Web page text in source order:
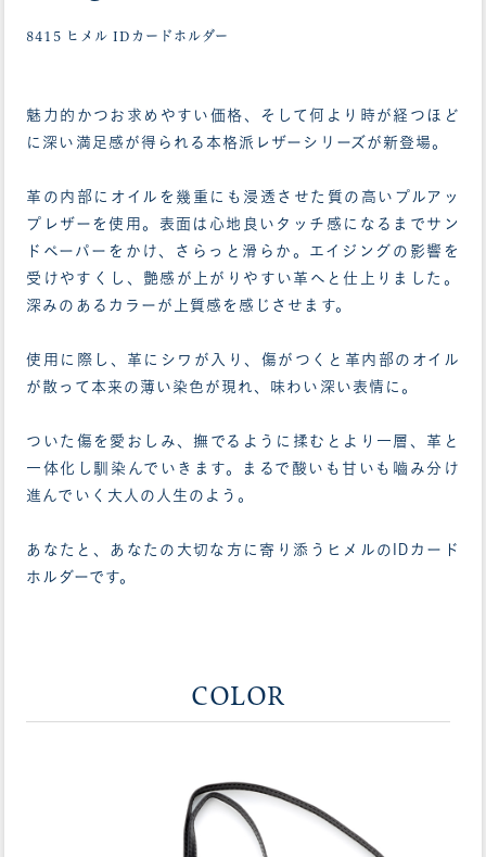
8415 ヒメル IDカードホルダー
魅力的かつお求めやすい価格、そして何より時が経つほど
に深い満足感が得られる本格派レザーシリーズが新登場。
革の内部にオイルを幾重にも浸透させた質の高いプルアッ
プレザーを使用。表面は心地良いタッチ感になるまでサン
ドペーパーをかけ、さらっと滑らか。エイジングの影響を
受けやすくし、艶感が上がりやすい革へと仕上りました。
深みのあるカラーが上質感を感じさせます。
使用に際し、革にシワが入り、傷がつくと革内部のオイル
が散って本来の薄い染色が現れ、味わい深い表情に。
ついた傷を愛おしみ、撫でるように揉むとより一層、革と
一体化し馴染んでいきます。まるで酸いも甘いも嚙み分け
進んでいく大人の人生のよう。
あなたと、あなたの大切な方に寄り添うヒメルのIDカード
ホルダーです。
COLOR